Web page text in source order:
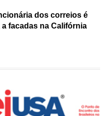
dos correios é
facadas na Califórnia